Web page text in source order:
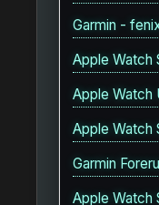
Garmin -
Apple
Apple
Apple Watch
Garmin
Apple